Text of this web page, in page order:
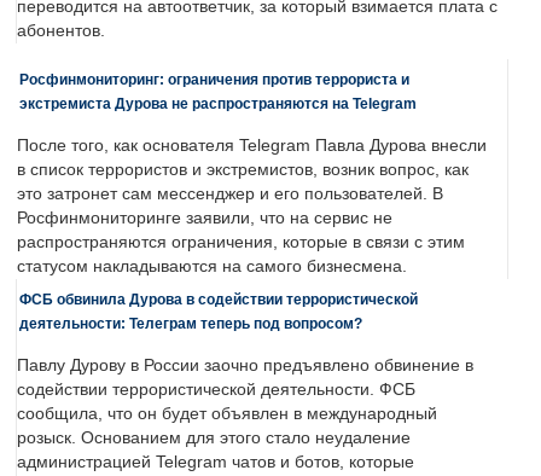
переводится на автоответчик, за который взимается плата с
абонентов.
Росфинмониторинг: ограничения против террориста и
экстремиста Дурова не распространяются на Telegram
После того, как основателя Telegram Павла Дурова внесли
в список террористов и экстремистов, возник вопрос, как
это затронет сам мессенджер и его пользователей. В
Росфинмониторинге заявили, что на сервис не
распространяются ограничения, которые в связи с этим
статусом накладываются на самого бизнесмена.
ФСБ обвинила Дурова в содействии террористической
деятельности: Телеграм теперь под вопросом?
Павлу Дурову в России заочно предъявлено обвинение в
содействии террористической деятельности. ФСБ
сообщила, что он будет объявлен в международный
розыск. Основанием для этого стало неудаление
администрацией Telegram чатов и ботов, которые